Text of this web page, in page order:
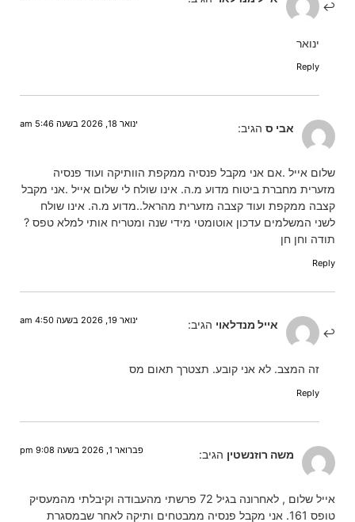
ינואר
Reply
אבי ס הגיב: ינואר 18, 2026 בשעה 5:46 am
שלום אייל .אם אני מקבל פנסיה ממקפת הוותיקה ועוד פנסיה
מזערית מחברת ביטוח מדוע מ.ה. אינו שולח לי שלום אייל .אני מקבל
קצבה ממקפת ועוד קצבה מזערית מהראל..מדוע מ.ה. אינו שולח
לשני המשלמים עדכון אוטומטי מידי שנה ומטריח אותי למלא טפס ?
תודה וחן חן
Reply
אייל מנדלאוי הגיב: ינואר 19, 2026 בשעה 4:50 am
זה המצב. לא אני קובע. תצטרך תאום מס
Reply
משה רוזנשטין הגיב: פברואר 1, 2026 בשעה 9:08 pm
אייל שלום , לאחרונה בגיל 72 פרשתי מהעבודה וקיבלתי מהמעסיק
טופס 161. אני מקבל פנסיה ממבטחים ותיקה לאחר שבמסגרת